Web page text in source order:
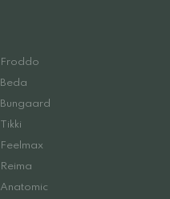
Froddo
Beda
Bungaard
Tikki
Feelmax
Reima
Anatomic